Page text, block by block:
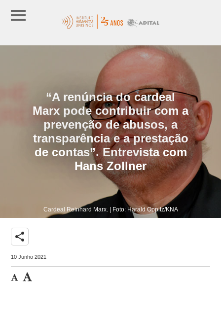
“A renúncia do cardeal
Marx pode contribuir com a
prevenção de abusos, a
transparência e a prestação
de contas”. Entrevista com
Hans Zollner
Cardeal Reinhard Marx. | Foto: Harald Oppitz/KNA
share
10 Junho 2021